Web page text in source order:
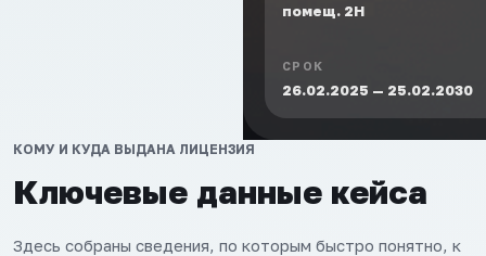
помещ. 2Н
СРОК
26.02.2025 — 25.02.2030
КОМУ И КУДА ВЫДАНА ЛИЦЕНЗИЯ
Ключевые данные кейса
Здесь собраны сведения, по которым быстро понятно, к